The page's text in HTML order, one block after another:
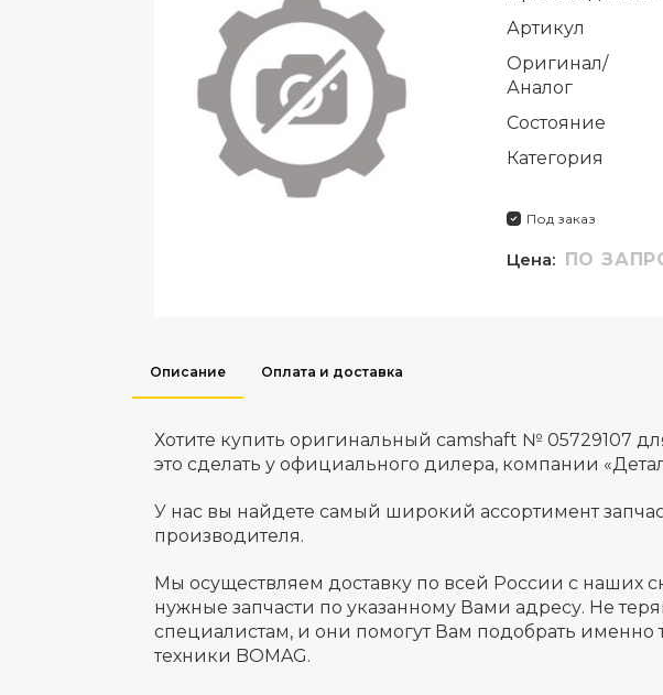
Артикул
Оригинал/
Аналог
Состояние
Категория
Под заказ
Цена: ПО
Описание Оплата и доставка
Хотите купить оригинальный camshaft № 05729107
это сделать у официального дилера, компании
У нас вы найдете самый широкий ассортимент
производителя.
Мы осуществляем доставку по всей России с наших
нужные запчасти по указанному Вами адресу. Не
специалистам, и они помогут Вам подобрать именно
техники BOMAG.